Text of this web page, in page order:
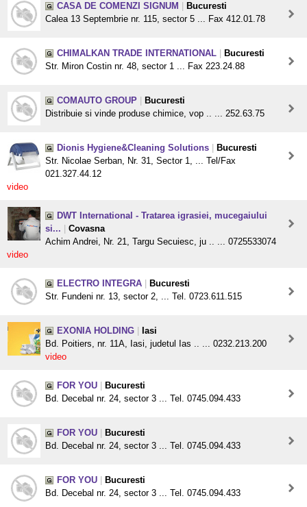
CASA DE COMENZI SIGNUM
Bucuresti
Calea 13 Septembrie nr. 115, sector 5 ... Fax 412.01.78
CHIMALKAN TRADE INTERNATIONAL
Bucuresti
Str. Miron Costin nr. 48, sector 1 ... Fax 223.24.88
COMAUTO GROUP
Bucuresti
Distribuie si vinde produse chimice, vop .. ... 252.63.75
Dionis Hygiene&Cleaning Solutions
Bucuresti
Str. Nicolae Serban, Nr. 31, Sector 1, ... Tel/Fax
021.327.44.12
video
DWT International - Tratarea igrasiei, mucegaiului
si...
Covasna
Achim Andrei, Nr. 21, Targu Secuiesc, ju .. ... 0725533074
video
ELECTRO INTEGRA
Bucuresti
Str. Fundeni nr. 13, sector 2, ... Tel. 0723.611.515
EXONIA HOLDING
Iasi
Bd. Poitiers, nr. 11A, Iasi, judetul Ias .. ... 0232.213.200
video
FOR YOU
Bucuresti
Bd. Decebal nr. 24, sector 3 ... Tel. 0745.094.433
FOR YOU
Bucuresti
Bd. Decebal nr. 24, sector 3 ... Tel. 0745.094.433
FOR YOU
Bucuresti
Bd. Decebal nr. 24, sector 3 ... Tel. 0745.094.433